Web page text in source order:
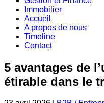
Immobilier
Accueil
A propos de nous
Timeline
Contact
5 avantages de
étirable dans le